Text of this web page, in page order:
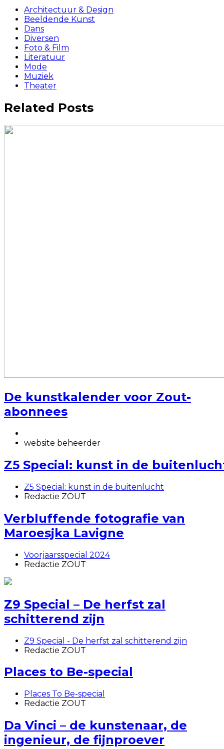
Architectuur & Design
Beeldende Kunst
Dans
Diversen
Foto & Film
Literatuur
Mode
Muziek
Theater
Related Posts
De kunstkalender voor Zout-
abonnees
website beheerder
Z5 Special: kunst in de
Z5 Special: kunst in de buitenlucht
Redactie ZOUT
Verbluffende fotografie van
Maroesjka Lavigne
Voorjaarsspecial 2024
Redactie ZOUT
Z9 Special – De herfst zal
schitterend zijn
Z9 Special - De herfst zal schitterend zijn
Redactie ZOUT
Places to Be-special
Places To Be-special
Redactie ZOUT
Da Vinci – de kunstenaar, de
ingenieur, de fijnproever